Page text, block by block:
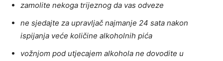
zamolite nekoga trijeznog da vas odveze
ne sjedajte za upravljač najmanje 24 sata nakon
ispijanja veće količine alkoholnih pića
vožnjom pod utjecajem alkohola ne dovodite u